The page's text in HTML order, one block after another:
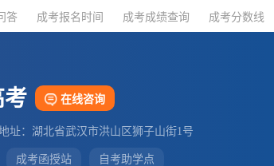
答 成考报名时间 成考成绩查询 成考分数线
考 在线咨询
址：湖北省武汉市洪山区狮子山街1号
成考函授站 自考助学点
答 成考报名时间 成考成绩查询 成考分数线